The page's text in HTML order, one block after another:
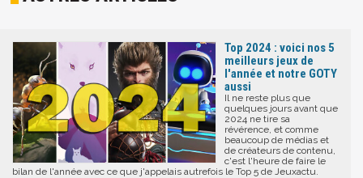
Top 2024 : voici nos 5
meilleurs jeux de
l'année et notre GOTY
aussi
Il ne reste plus que
quelques jours avant que
2024 ne tire sa
révérence, et comme
beaucoup de médias et
de créateurs de contenu,
c'est l'heure de faire le
bilan de l'année avec ce que j'appelais autrefois le Top 5 de Jeuxactu.